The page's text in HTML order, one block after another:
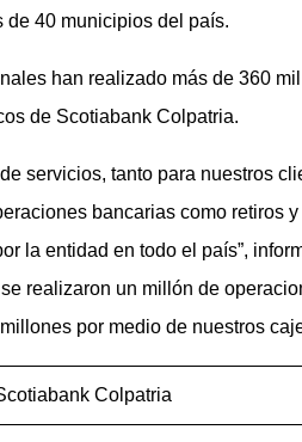
de 40 municipios del país.
han realizado más de 360 mil
de Scotiabank Colpatria.
servicios, tanto para nuestros
bancarias como retiros y
la entidad en todo el país”,
realizaron un millón de
por medio de nuestros
Colpatria